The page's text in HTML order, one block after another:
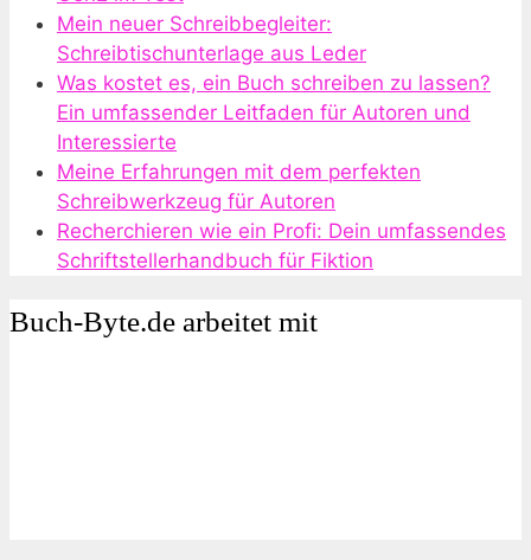
Mein neuer Schreibbegleiter:
Schreibtischunterlage aus Leder
Was kostet es, ein Buch schreiben zu lassen?
Ein umfassender Leitfaden für Autoren und
Interessierte
Meine Erfahrungen mit dem perfekten
Schreibwerkzeug für Autoren
Recherchieren wie ein Profi: Dein umfassendes
Schriftstellerhandbuch für Fiktion
Buch-Byte.de arbeitet mit